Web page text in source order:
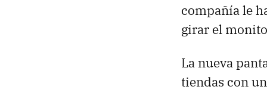
compañía le
girar el
La nueva
tiendas con